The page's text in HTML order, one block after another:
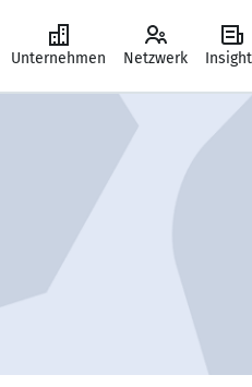
Unternehmen Netzwerk